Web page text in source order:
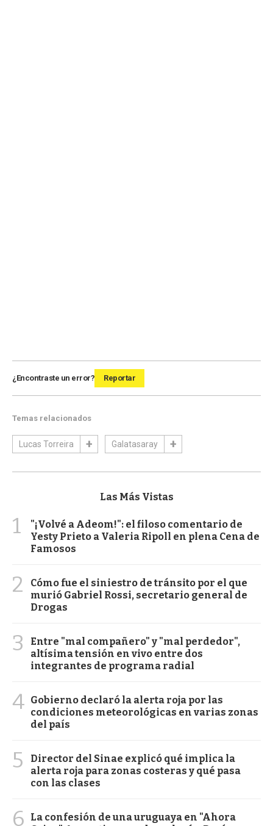
¿Encontraste un error? Reportar
Temas relacionados
Lucas Torreira Galatasaray
Las Más Vistas
1
"¡Volvé a Adeom!": el filoso comentario de
Yesty Prieto a Valeria Ripoll en plena Cena de
Famosos
2
Cómo fue el siniestro de tránsito por el que
murió Gabriel Rossi, secretario general de
Drogas
3
Entre "mal compañero" y "mal perdedor",
altísima tensión en vivo entre dos
integrantes de programa radial
4 Gobierno declaró la alerta roja por las
condiciones meteorológicas en varias zonas
del país
5
Director del Sinae explicó qué implica la
alerta roja para zonas costeras y qué pasa
con las clases
6
La confesión de una uruguaya en "Ahora